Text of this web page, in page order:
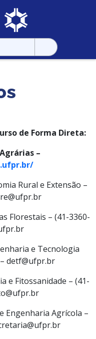
de Forma Direta:
–
Rural e Extensão –
Florestais – (41-3360-
e Tecnologia
detf@ufpr.br
e Fitossanidade – (41-
Engenharia Agrícola –